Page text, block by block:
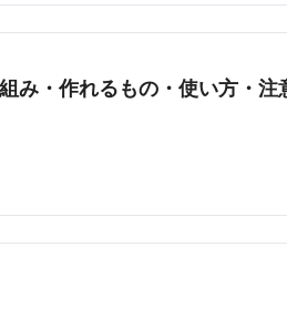
み・作れるもの・使い方・注